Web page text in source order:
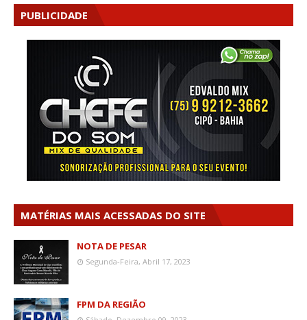
PUBLICIDADE
MATÉRIAS MAIS ACESSADAS DO SITE
NOTA DE PESAR
Segunda-Feira, Abril 17, 2023
FPM DA REGIÃO